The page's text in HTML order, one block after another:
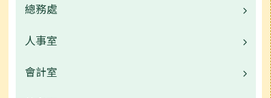
職掌業務
成果專區
校園公告
總務處
業務職掌
校園公告
人事室
業務職掌
會計室